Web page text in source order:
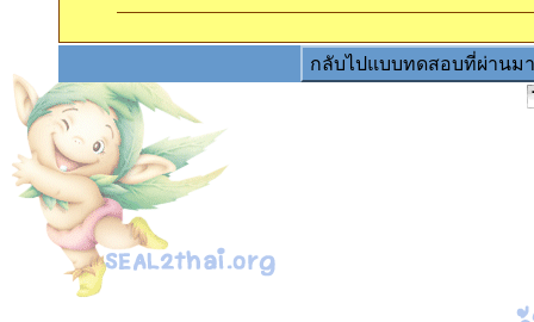
กลับไปแบบทดสอบที่ผ่านมา